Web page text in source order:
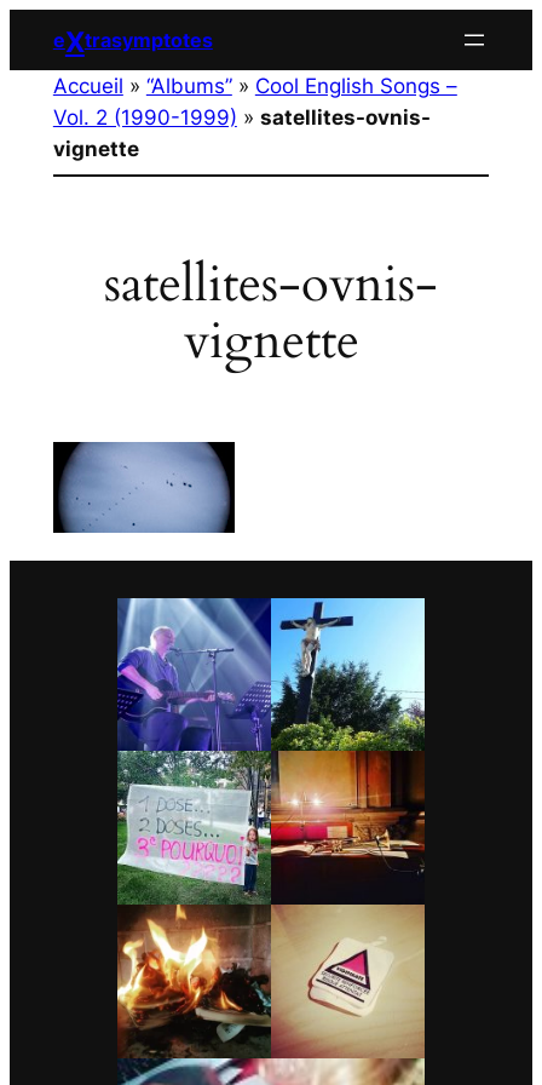
contenu
eXtrasymptotes
Accueil » “Albums”» Cool English Songs –
Vol. 2 (1990-1999) » satellites-ovnis-
vignette
satellites-ovnis-
vignette